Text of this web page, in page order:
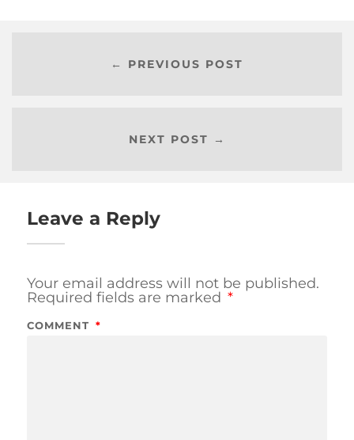
← PREVIOUS POST
NEXT POST →
Leave a Reply
Your email address will not be published.
Required fields are marked *
COMMENT *